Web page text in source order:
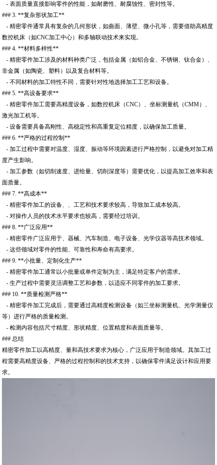
- 表面质量直接影响零件的性能，如耐磨性、耐腐蚀性、密封性等。
### 3. **复杂形状加工**
- 精密零件通常具有复杂的几何形状，如曲面、薄壁、微小孔等，需要借助高精度
数控机床（如CNC加工中心）和多轴联动技术来实现。
### 4. **材料多样性**
- 精密零件加工涉及的材料种类广泛，包括金属（如铝合金、不锈钢、钛合金）、
非金属（如陶瓷、塑料）以及复合材料等。
- 不同材料的加工特性不同，需要针对性地选择加工工艺和设备。
### 5. **高设备要求**
- 精密零件加工需要高精度设备，如数控机床（CNC）、坐标测量机（CMM）、
激光加工机等。
- 设备需要具备高刚性、高稳定性和高重复定位精度，以确保加工质量。
### 6. **严格的过程控制**
- 加工过程中需要对温度、湿度、振动等环境因素进行严格控制，以避免对加工精
度产生影响。
- 加工参数（如切削速度、进给量、切削深度等）需要优化，以提高加工效率和表
面质量。
### 7. **高成本**
- 精密零件加工的设备、、工艺和技术要求较高，导致加工成本较高。
- 对操作人员的技术水平要求也较高，需要经过培训。
### 8. **广泛应用**
- 精密零件广泛应用于、器械、汽车制造、电子设备、光学仪器等高技术领域。
- 这些领域对零件的性能、可靠性和寿命有高要求。
### 9. **小批量、定制化生产**
- 精密零件加工通常以小批量或单件定制为主，满足特定客户的需求。
- 生产过程中需要灵活调整工艺和参数，以适应不同零件的加工要求。
### 10. **质量检测严格**
- 精密零件加工完成后，需要通过高精度检测设备（如三坐标测量机、光学测量仪
等）进行严格的质量检测。
- 检测内容包括尺寸精度、形状精度、位置精度和表面质量等。
### 总结
精密零件加工以高精度、量和高技术要求为核心，广泛应用于制造领域。其加工过
程需要高精度设备、严格的过程控制和的技术支持，以确保零件满足设计和应用要
求。